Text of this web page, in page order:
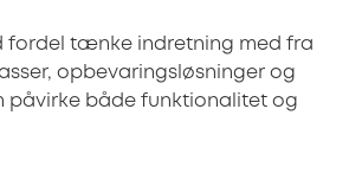
fordel tænke indretning med fra
opbevaringsløsninger og
påvirke både funktionalitet og